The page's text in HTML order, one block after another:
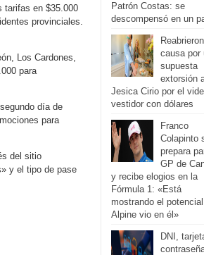
tarifas en $35.000
provinciales.
Los Cardones,
para
día de
para
del sitio
y el tipo de pase
Patrón Costas: se
descompensó en un
causa por
supuesta
extorsión
Jesica Cirio por el
vestidor con dólares
Franco
Colapinto
prepara
GP de
y recibe elogios en la
Fórmula 1: «Está
mostrando el
Alpine vio en él»
DNI,